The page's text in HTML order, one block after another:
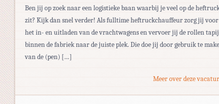
Ben jij op zoek naar een logistieke baan waarbij je veel op de
zit? Kijk dan snel verder! Als fulltime heftruckchauffeur zorg jij voor
het in- en uitladen van de vrachtwagens en vervoer jij de rollen
binnen de fabriek naar de juiste plek. Die doe jij door gebruik te
van de (pen) […]
Meer over deze